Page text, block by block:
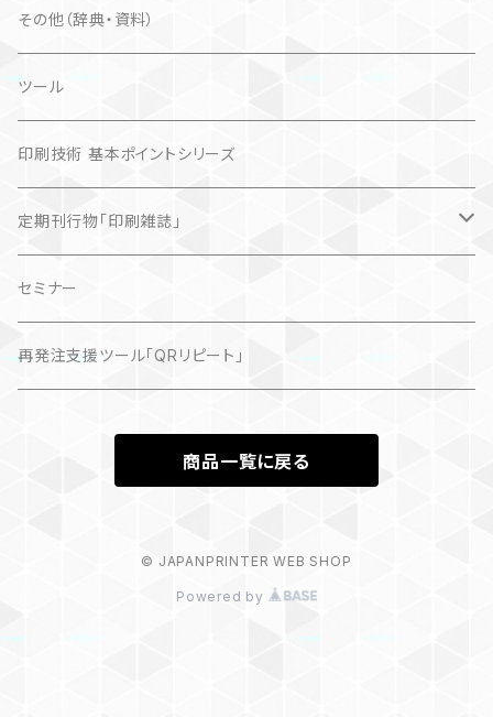
その他（辞典・資料）
ツール
印刷技術 基本ポイントシリーズ
定期刊行物「印刷雑誌」
記事（デジタル販売）
セミナー
再発注支援ツール「QRリピート」
商品一覧に戻る
© JAPANPRINTER WEB SHOP
Powered by